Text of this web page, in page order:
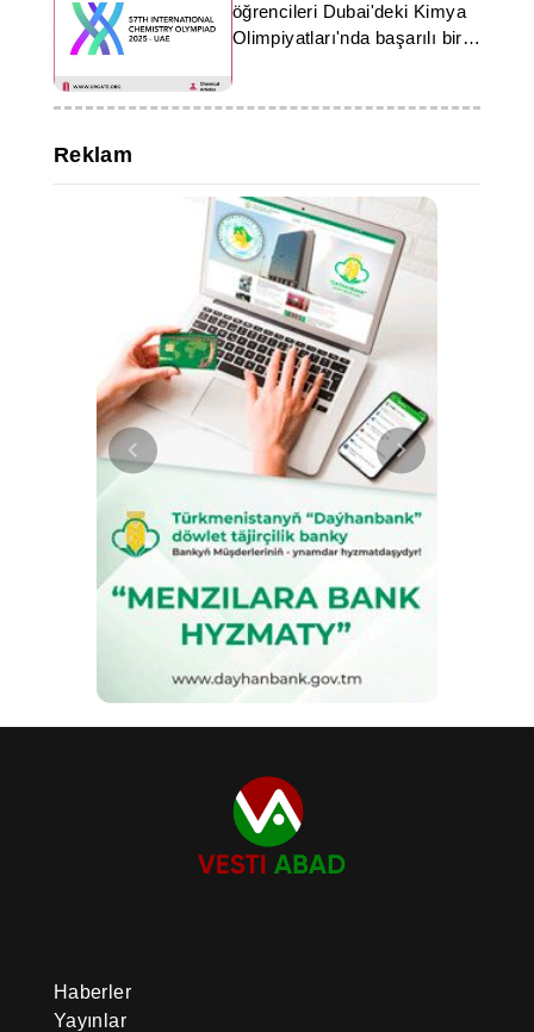
öğrencileri Dubai'deki Kimya
Olimpiyatları'nda başarılı bir
Reklam
Haberler
Yayınlar